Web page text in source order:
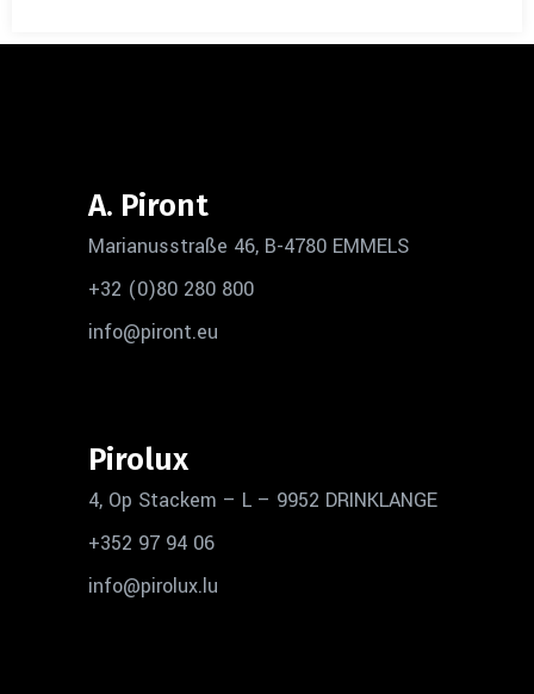
A. Piront
Marianusstraße 46, B-4780 EMMELS
+32 (0)80 280 800
info@piront.eu
Pirolux
4, Op Stackem – L – 9952 DRINKLANGE
+352 97 94 06
info@pirolux.lu